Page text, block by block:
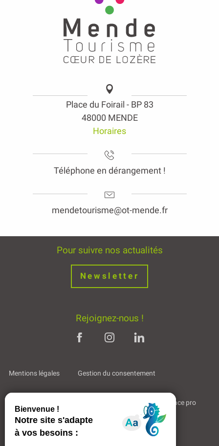
Place du Foirail - BP 83
48000 MENDE
Horaires
Téléphone en dérangement !
mendetourisme@ot-mende.fr
Pour suivre nos actualités
Newsletter
Rejoignez-nous !
Mentions légales Gestion du consentement
Espace pro
Qui sommes-nous ?